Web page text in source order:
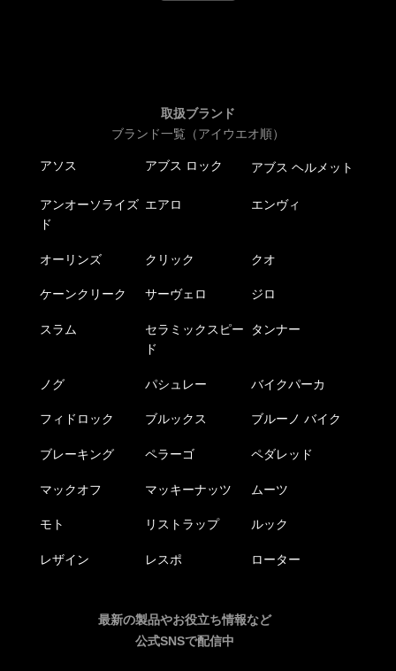
取扱ブランド
ブランド一覧（アイウエオ順）
アソス アブス ロック アブス ヘルメット
アンオーソライズ
ド
エアロ エンヴィ
オーリンズ クリック クオ
ケーンクリーク サーヴェロ ジロ
スラム
セラミックスピー
ド
タンナー
ノグ パシュレー バイクパーカ
フィドロック ブルックス ブルーノ バイク
ブレーキング ペラーゴ ペダレッド
マックオフ マッキーナッツ ムーツ
モト リストラップ ルック
レザイン レスポ ローター
最新の製品やお役立ち情報など
公式SNSで配信中